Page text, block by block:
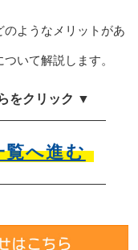
ようなメリットがあ
いて解説します。
をクリック ▼
覧へ進む